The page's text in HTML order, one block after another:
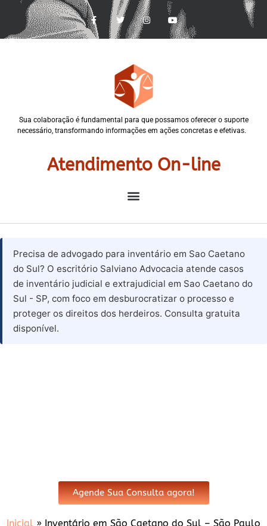
Sua colaboração é fundamental para que possamos oferecer o suporte
necessário, transformando informações em ações concretas e efetivas.
Atendimento On-line
Precisa de advogado para inventário em Sao Caetano
do Sul? O escritório Salviano Advocacia atende casos
de inventário judicial e extrajudicial em Sao Caetano do
Sul - SP, com foco em desburocratizar o processo e
proteger os direitos dos herdeiros. Consulta gratuita
disponível.
Agende Sua Consulta agora!
Inicial » Inventário em São Caetano do Sul – São Paulo